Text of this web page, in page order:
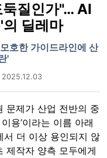
질인가"… AI
딜레마
호한 가이드라인에 산
'
2025.12.03
문제가 산업 전반의 중
용’이라는 이름 아래
서 더 이상 용인되지 않
제작자 양측 모두에게